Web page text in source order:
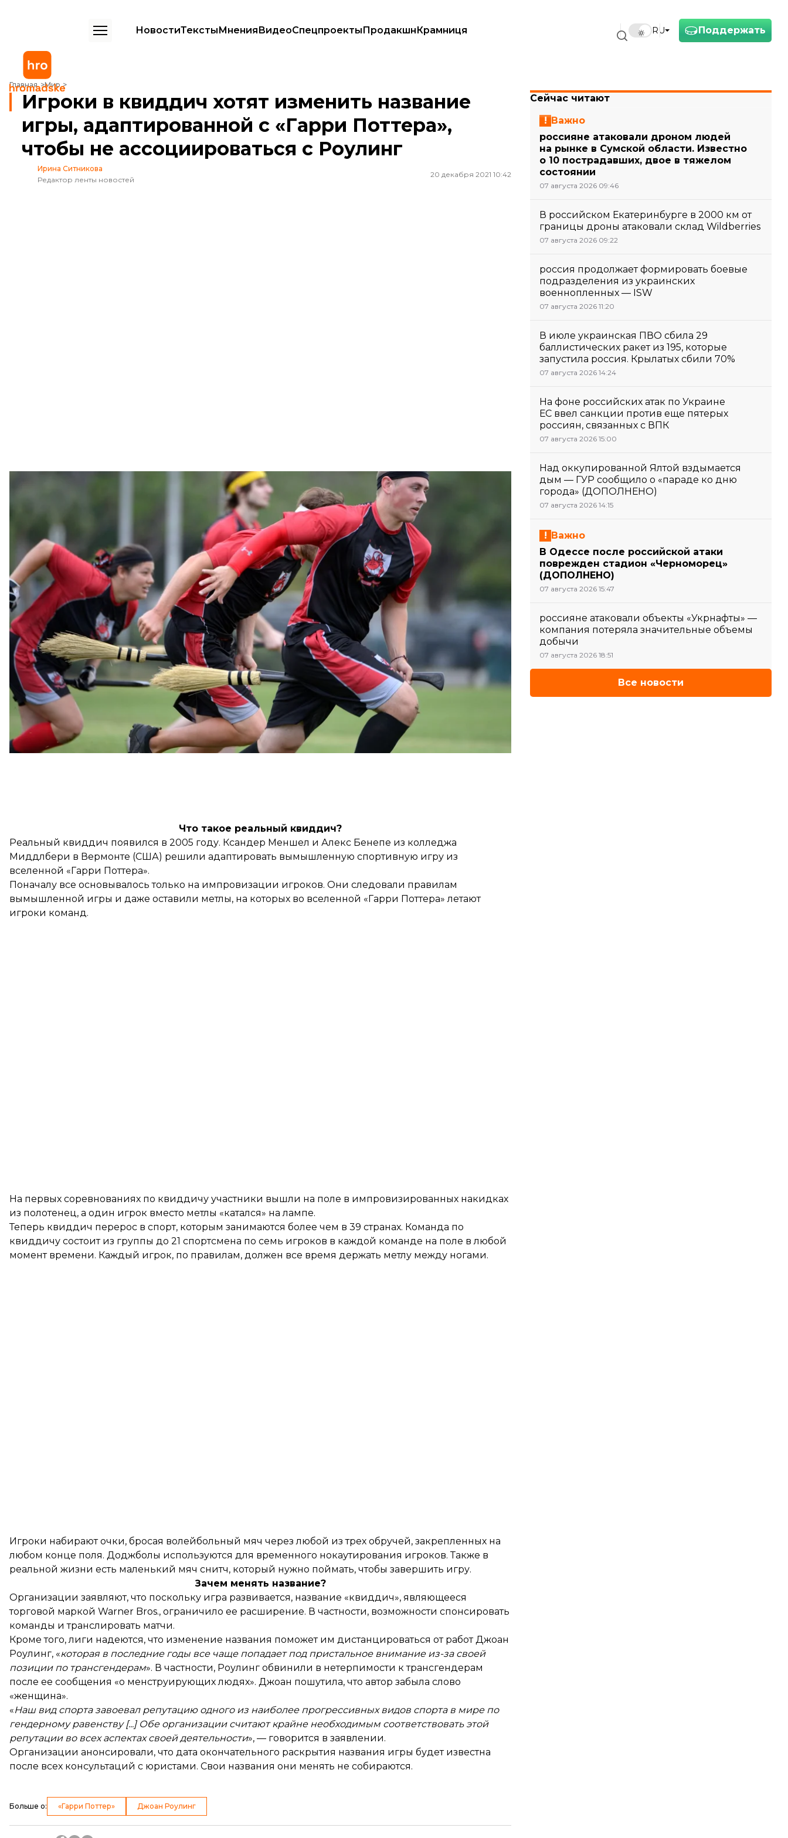
Поддержать
RU
НовостиТекстыМненияВидеоСпецпроектыПродакшнКрамниця
Главная Мир
Игроки в квиддич хотят изменить название игры, адаптированной с «Гарри Поттера», чтобы не ассоциироваться с Роулинг
Игроки в квиддич хотят изменить название
игры, адаптированной с «Гарри Поттера»,
чтобы не ассоциироваться с Роулинг
Ирина Ситникова
Редактор ленты новостей
20 декабря 2021 10:42
Матч чемпионата мира по квиддичу в Киссимме, штат Флорида, 12 апреля 2013 года
AP Photo/Phelan M. Ebenhack
Две лиги по квиддичу ㅡ вымышленной спортивной игры из вселенной «Гарри Поттера» ㅡ хотят
изменить название для ее реальной версии. Среди причин называют проблемы с авторскими
правами, а также желание дистанцироваться от писательницы Джоан Роулинг из—за ее позиции в
отношении трансгендеров.
Об этом говорится в заявлениях
US QuidditchиВысшей лиги квиддича (MLQ).
Организации объявили, что начали процесс выбора нового названия для реальной версии
квиддича и проведут ряд опросов в течение нескольких месяцев, чтобы принять решение.
«Последний год или около того, обе лиги тихо собирали исследования, чтобы подготовиться к
переходу, и вели широкие дискуссии друг с другом и юристами по торговым маркам касательно
того, как мы можем работать вместе, чтобы изменить название как можно плавно
», — сказала глава
MLQ Аманда Даллас.
Что такое реальный квиддич?
Реальный квиддич появился в 2005 году. Ксандер Меншел и Алекс Бенепе из колледжа
Миддлбери в Вермонте (США) решили адаптировать вымышленную спортивную игру из
вселенной «Гарри Поттера».
Поначалу все основывалось только на импровизации игроков. Они следовали правилам
вымышленной игры и даже оставили метлы, на которых во вселенной «Гарри Поттера» летают
игроки команд.
На первых соревнованиях по квиддичу участники вышли на поле в импровизированных накидках
из полотенец, а один игрок вместо метлы «катался» на лампе.
Теперь квиддич перерос в спорт, которым занимаются более чем в 39 странах. Команда по
квиддичу состоит из группы до 21 спортсмена по семь игроков в каждой команде на поле в любой
момент времени. Каждый игрок, по правилам, должен все время держать метлу между ногами.
Игроки набирают очки, бросая волейбольный мяч через любой из трех обручей, закрепленных на
любом конце поля. Доджболы используются для временного нокаутирования игроков. Также в
реальной жизни есть маленький мяч снитч, который нужно поймать, чтобы завершить игру.
Зачем менять название?
Организации заявляют, что поскольку игра развивается, название «квиддич», являющееся
торговой маркой Warner Bros., ограничило ее расширение. В частности, возможности спонсировать
команды и транслировать матчи.
Кроме того, лиги надеются, что изменение названия поможет им дистанцироваться от работ Джоан
Роулинг, «которая в последние годы все чаще попадает под пристальное внимание из-за своей
позиции по трансгендерам». В частности, Роулинг обвинили в нетерпимости к трансгендерам
после ее сообщения «о менструирующих людях». Джоан пошутила, что автор забыла слово
«женщина».
«Наш вид спорта завоевал репутацию одного из наиболее прогрессивных видов спорта в мире по
гендерному равенству [...] Обе организации считают крайне необходимым соответствовать этой
репутации во всех аспектах своей деятельности», — говорится в заявлении.
Организации анонсировали, что дата окончательного раскрытия названия игры будет известна
после всех консультаций с юристами. Свои названия они менять не собираются.
Больше о: «Гарри Поттер» Джоан Роулинг
Сейчас читают
Важно
россияне атаковали дроном людей
на рынке в Сумской области. Известно
о 10 пострадавших, двое в тяжелом
состоянии
07 августа 2026 09:46
В российском Екатеринбурге в 2000 км от
границы дроны атаковали склад Wildberries
07 августа 2026 09:22
россия продолжает формировать боевые
подразделения из украинских
военнопленных — ISW
07 августа 2026 11:20
В июле украинская ПВО сбила 29
баллистических ракет из 195, которые
запустила россия. Крылатых сбили 70%
07 августа 2026 14:24
На фоне российских атак по Украине
ЕС ввел санкции против еще пятерых
россиян, связанных с ВПК
07 августа 2026 15:00
Над оккупированной Ялтой вздымается
дым — ГУР сообщило о «параде ко дню
города» (ДОПОЛНЕНО)
07 августа 2026 14:15
Важно
В Одессе после российской атаки
поврежден стадион «Черноморец»
(ДОПОЛНЕНО)
07 августа 2026 15:47
россияне атаковали объекты «Укрнафты» —
компания потеряла значительные объемы
добычи
07 августа 2026 18:51
Все новости